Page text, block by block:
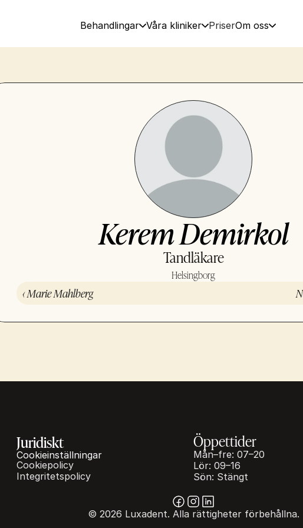
Behandlingar Våra kliniker PriserOm oss
Kerem Demirkol
Tandläkare
Helsingborg
‹ Marie Mahlberg
Juridiskt
Cookieinställningar
Cookiepolicy
Integritetspolicy
Öppettider
Mån–fre: 07–20
Lör: 09–16
Sön: Stängt
© 2026 Luxadent. Alla rättigheter förbehållna.